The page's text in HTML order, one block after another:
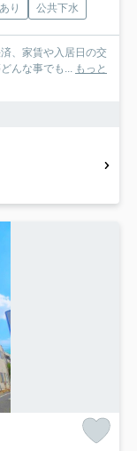
り 公共下水
、家賃や入居日の交
んな事でも... もっと